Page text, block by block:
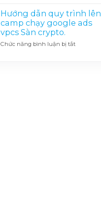
bắt
hiệu
nhất
3
cuốn
sách
ĐẦU
Hướng dẫn quy trình lên
camp chạy google ads
vpcs Sàn crypto.
Chức năng bình luận bị tắtở